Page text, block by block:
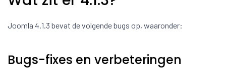
Joomla 4.1.3 bevat de volgende bugs op, waaronder:
Bugs-fixes en verbeteringen